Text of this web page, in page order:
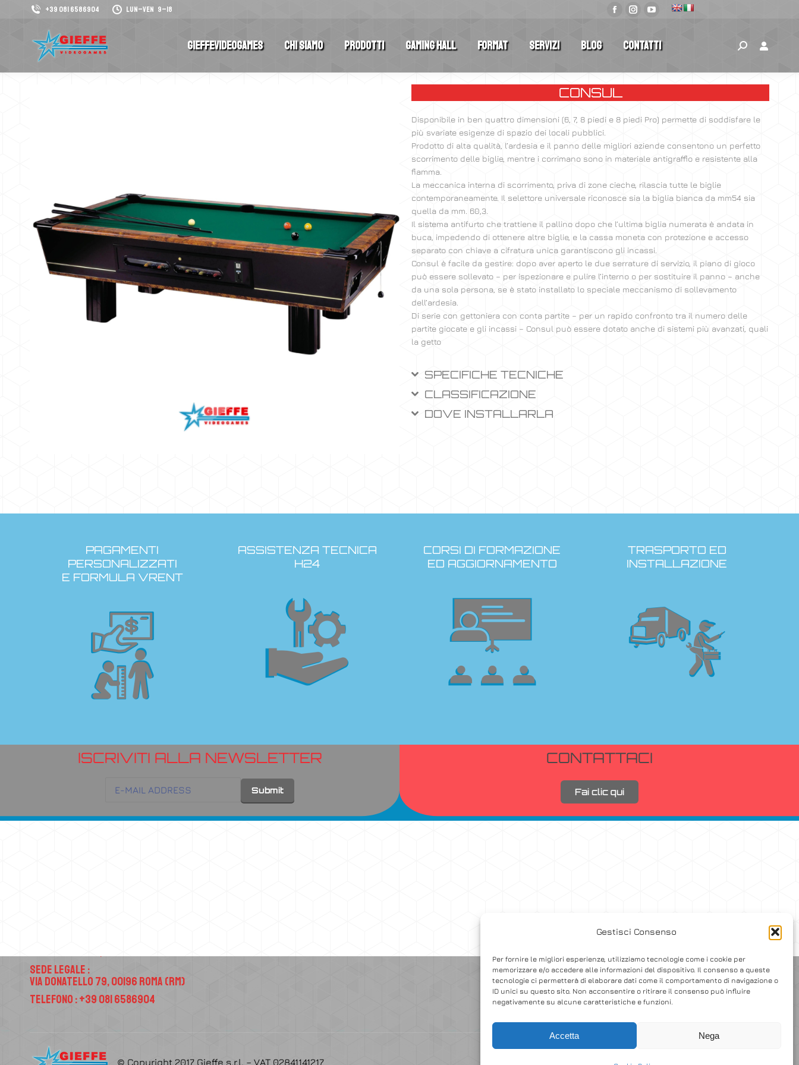
Gestisci Consenso
Per fornire le migliori esperienze, utilizziamo tecnologie come i cookie per
memorizzare e/o accedere alle informazioni del dispositivo. Il consenso a queste
tecnologie ci permetterà di elaborare dati come il comportamento di navigazione o
ID unici su questo sito. Non acconsentire o ritirare il consenso può influire
negativamente su alcune caratteristiche e funzioni.
Accetta Nega
+39 081 6586904 Lun–Ven 9–18
GieffeVideogames Chi Siamo Prodotti Gaming Hall Format Servizi Blog Contatti
CONSUL
Disponibile in ben quattro dimensioni (6, 7, 8 piedi e 8 piedi Pro) permette di soddisfare le
più svariate esigenze di spazio dei locali pubblici.
Prodotto di alta qualità, l’ardesia e il panno delle migliori aziende consentono un perfetto
scorrimento delle biglie, mentre i corrimano sono in materiale antigraffio e resistente alla
fiamma.
La meccanica interna di scorrimento, priva di zone cieche, rilascia tutte le biglie
contemporaneamente. Il selettore universale riconosce sia la biglia bianca da mm54 sia
quella da mm. 60,3.
Il sistema antifurto che trattiene il pallino dopo che l’ultima biglia numerata è andata in
buca, impedendo di ottenere altre biglie, e la cassa moneta con protezione e accesso
separato con chiave a cifratura unica garantiscono gli incassi.
Consul è facile da gestire: dopo aver aperto le due serrature di servizio, il piano di gioco
può essere sollevato – per ispezionare e pulire l’interno o per sostituire il panno – anche
da una sola persona, se è stato installato lo speciale meccanismo di sollevamento
dell’ardesia.
Di serie con gettoniera con conta partite – per un rapido confronto tra il numero delle
partite giocate e gli incassi – Consul può essere dotato anche di sistemi più avanzati, quali
la getto
SPECIFICHE TECNICHE
CLASSIFICAZIONE
DOVE INSTALLARLA
PAGAMENTI
PERSONALIZZATI
E FORMULA VRENT
ASSISTENZA TECNICA
H24
CORSI DI FORMAZIONE
ED AGGIORNAMENTO
TRASPORTO ED
INSTALLAZIONE
ISCRIVITI ALLA NEWSLETTER CONTATTACI
Fai clic qui
Sede Legale :
Via Donatello 79, 00196 Roma (RM)
Telefono : +39 081 6586904
© Copyright 2017 Gieffe s.r.l. – VAT 02841141217